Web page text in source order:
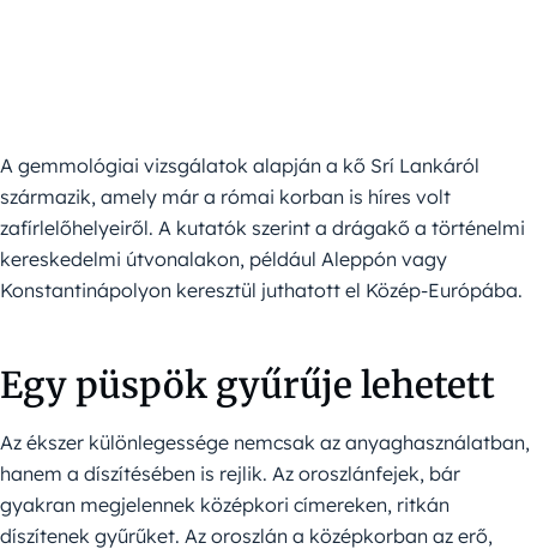
A gemmológiai vizsgálatok alapján a kő Srí Lankáról
származik, amely már a római korban is híres volt
zafírlelőhelyeiről. A kutatók szerint a drágakő a történelmi
kereskedelmi útvonalakon, például Aleppón vagy
Konstantinápolyon keresztül juthatott el Közép-Európába.
Egy püspök gyűrűje lehetett
Az ékszer különlegessége nemcsak az anyaghasználatban,
hanem a díszítésében is rejlik. Az oroszlánfejek, bár
gyakran megjelennek középkori címereken, ritkán
díszítenek gyűrűket. Az oroszlán a középkorban az erő,